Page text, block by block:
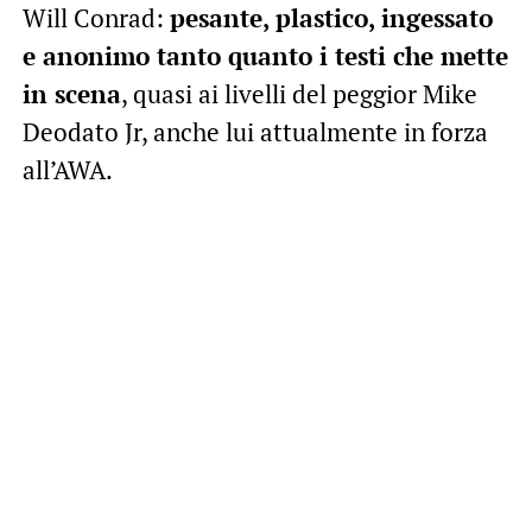
Will Conrad: pesante, plastico, ingessato
e anonimo tanto quanto i testi che mette
in scena, quasi ai livelli del peggior Mike
Deodato Jr, anche lui attualmente in forza
all’AWA.